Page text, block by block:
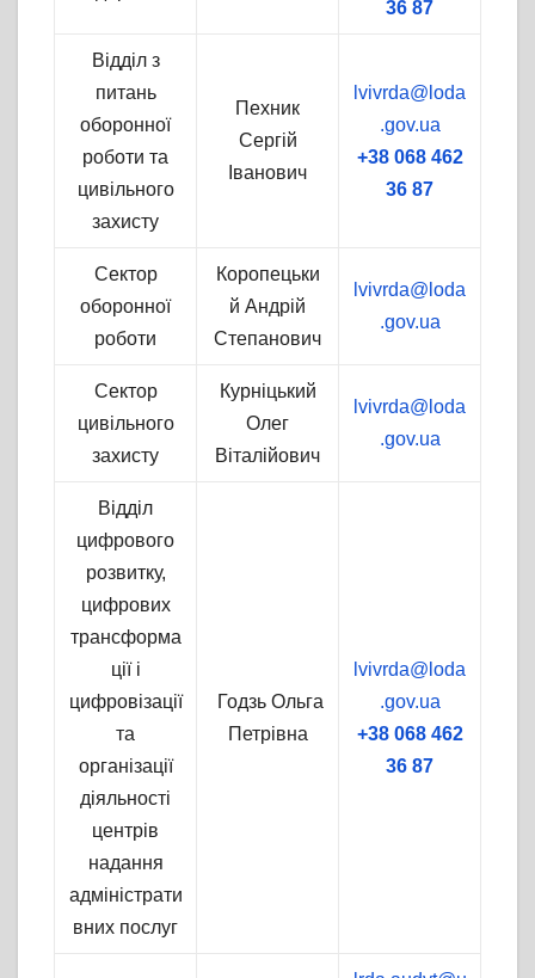
36 87
Відділ з
питань
оборонної
роботи та
цивільного
захисту
Пехник
Сергій
Іванович
lvivrda@loda
.gov.ua
+38 068 462
36 87
Сектор
оборонної
роботи
Коропецьки
й Андрій
Степанович
lvivrda@loda
.gov.ua
Сектор
цивільного
захисту
Курніцький
Олег
Віталійович
lvivrda@loda
.gov.ua
Відділ
цифрового
розвитку,
цифрових
трансформа
ції і
цифровізації
та
організації
діяльності
центрів
надання
адміністрати
вних послуг
Годзь Ольга
Петрівна
lvivrda@loda
.gov.ua
+38 068 462
36 87